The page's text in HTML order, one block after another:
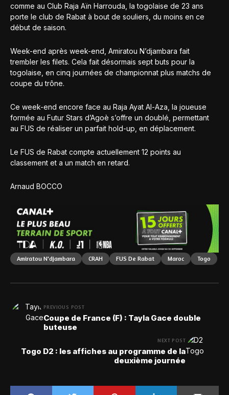
comme au Club Raja Aïn Harrouda, la togolaise de 23 ans
porte le club de Rabat à bout de souliers, du moins en ce
début de saison.
Week-end après week-end, Amiratou N’djambara fait
trembler les filets. Cela fait désormais sept buts pour la
togolaise, en cinq journées de championnat plus matchs de
coupe du trône.
Ce week-end encore face au Raja Ayat Al-Aza, la joueuse
formée au Futur Stars d’Agoè s’offre un doublé, permettant
au FUS de réaliser un parfait hold-up, en déplacement.
Le FUS de Rabat compte actuellement 12 points au
classement et a un match en retard.
Arnaud BOCCO
Amiratou N'djambara CRAH FUS De Rabat Maroc Togo
PREVIOUS POST
Coupe de France (F) : Tayla Gace double
buteuse
NEXT POST
Togo D2 : les affiches au programme de la
deuxième journée